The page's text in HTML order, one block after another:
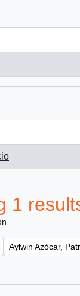
1
Remove filter:
Aylwin Azócar,